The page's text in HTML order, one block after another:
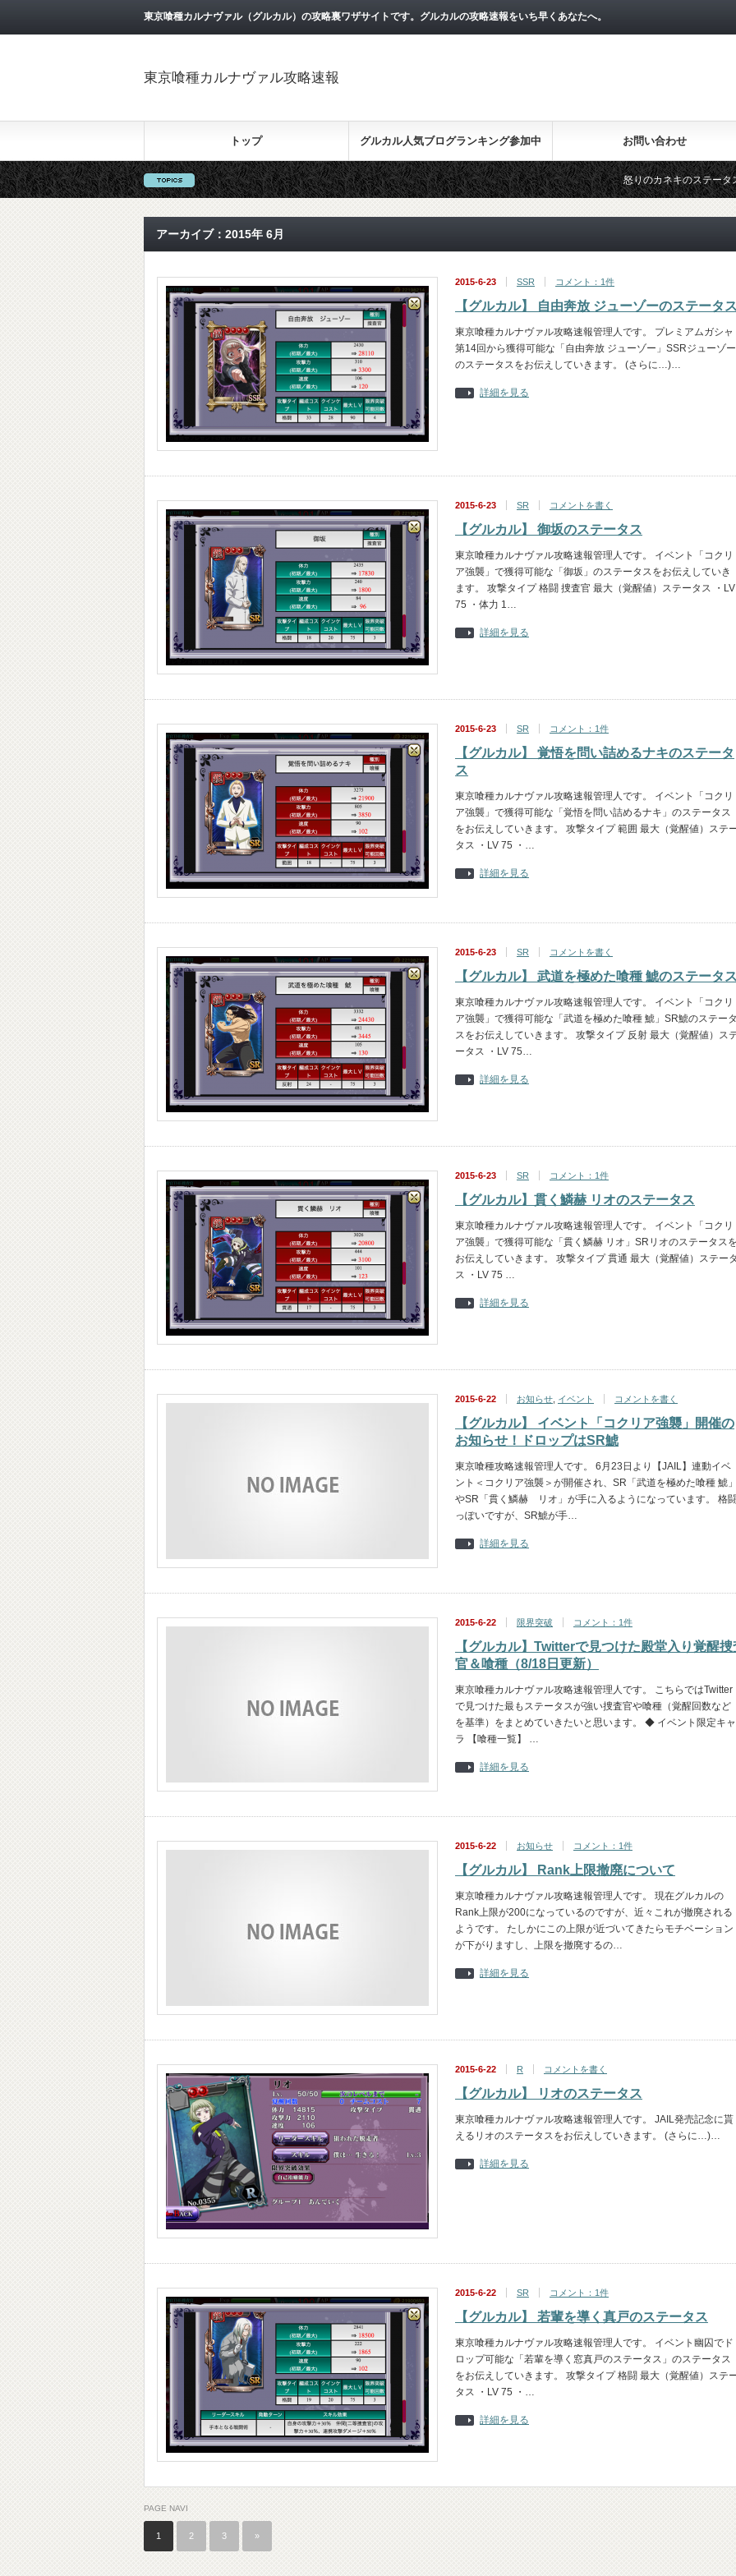
東京喰種カルナヴァル（グルカル）の攻略裏ワザサイトです。グルカルの攻略速報をいち早くあなたへ。
東京喰種カルナヴァル攻略速報
トップ グルカル人気ブログランキング参加中 お問い合わせ
怒りのカネキのステータス
アーカイブ：2015年 6月
2015-6-23 SSR コメント：1件
【グルカル】 自由奔放 ジューゾーのステータ
東京喰種カルナヴァル攻略速報管理人です。 プレミアムガシャ
第14回から獲得可能な「自由奔放 ジューゾー」SSRジューゾー
のステータスをお伝えしていきます。 (さらに…)…
詳細を見る
2015-6-23 SR コメントを書く
【グルカル】 御坂のステータス
東京喰種カルナヴァル攻略速報管理人です。 イベント「コクリ
ア強襲」で獲得可能な「御坂」のステータスをお伝えしていき
ます。 攻撃タイプ 格闘 捜査官 最大（覚醒値）ステータス ・LV
75 ・体力 1…
詳細を見る
2015-6-23 SR コメント：1件
【グルカル】 覚悟を問い詰めるナキのステータ
ス
東京喰種カルナヴァル攻略速報管理人です。 イベント「コクリ
ア強襲」で獲得可能な「覚悟を問い詰めるナキ」のステータス
をお伝えしていきます。 攻撃タイプ 範囲 最大（覚醒値）ステ
タス ・LV 75 ・…
詳細を見る
2015-6-23 SR コメントを書く
【グルカル】 武道を極めた喰種 鯱のステータ
東京喰種カルナヴァル攻略速報管理人です。 イベント「コクリ
ア強襲」で獲得可能な「武道を極めた喰種 鯱」SR鯱のステー
スをお伝えしていきます。 攻撃タイプ 反射 最大（覚醒値）ス
ータス ・LV 75…
詳細を見る
2015-6-23 SR コメント：1件
【グルカル】貫く鱗赫 リオのステータス
東京喰種カルナヴァル攻略速報管理人です。 イベント「コクリ
ア強襲」で獲得可能な「貫く鱗赫 リオ」SRリオのステータス
お伝えしていきます。 攻撃タイプ 貫通 最大（覚醒値）ステー
ス ・LV 75 …
詳細を見る
2015-6-22 お知らせ イベント コメントを書く
【グルカル】 イベント「コクリア強襲」開催の
お知らせ！ドロップはSR鯱
東京喰種攻略速報管理人です。 6月23日より【JAIL】連動イベ
ント＜コクリア強襲＞が開催され、SR「武道を極めた喰種 鯱
やSR「貫く鱗赫 リオ」が手に入るようになっています。 格
っぽいですが、SR鯱が手…
詳細を見る
2015-6-22 限界突破 コメント：1件
【グルカル】Twitterで見つけた殿堂入り覚醒捜
官＆喰種（8/18日更新）
東京喰種カルナヴァル攻略速報管理人です。 こちらではTwitter
で見つけた最もステータスが強い捜査官や喰種（覚醒回数など
を基準）をまとめていきたいと思います。 ◆ イベント限定キャ
ラ 【喰種一覧】 …
詳細を見る
2015-6-22 お知らせ コメント：1件
【グルカル】 Rank上限撤廃について
東京喰種カルナヴァル攻略速報管理人です。 現在グルカルの
Rank上限が200になっているのですが、近々これが撤廃される
ようです。 たしかにこの上限が近づいてきたらモチベーション
が下がりますし、上限を撤廃するの…
詳細を見る
2015-6-22 R コメントを書く
【グルカル】 リオのステータス
東京喰種カルナヴァル攻略速報管理人です。 JAIL発売記念に貰
えるリオのステータスをお伝えしていきます。 (さらに…)…
詳細を見る
2015-6-22 SR コメント：1件
【グルカル】 若輩を導く真戸のステータス
東京喰種カルナヴァル攻略速報管理人です。 イベント幽囚でド
ロップ可能な「若輩を導く窓真戸のステータス」のステータス
をお伝えしていきます。 攻撃タイプ 格闘 最大（覚醒値）ステ
タス ・LV 75 ・…
詳細を見る
PAGE NAVI
1 2 3 »